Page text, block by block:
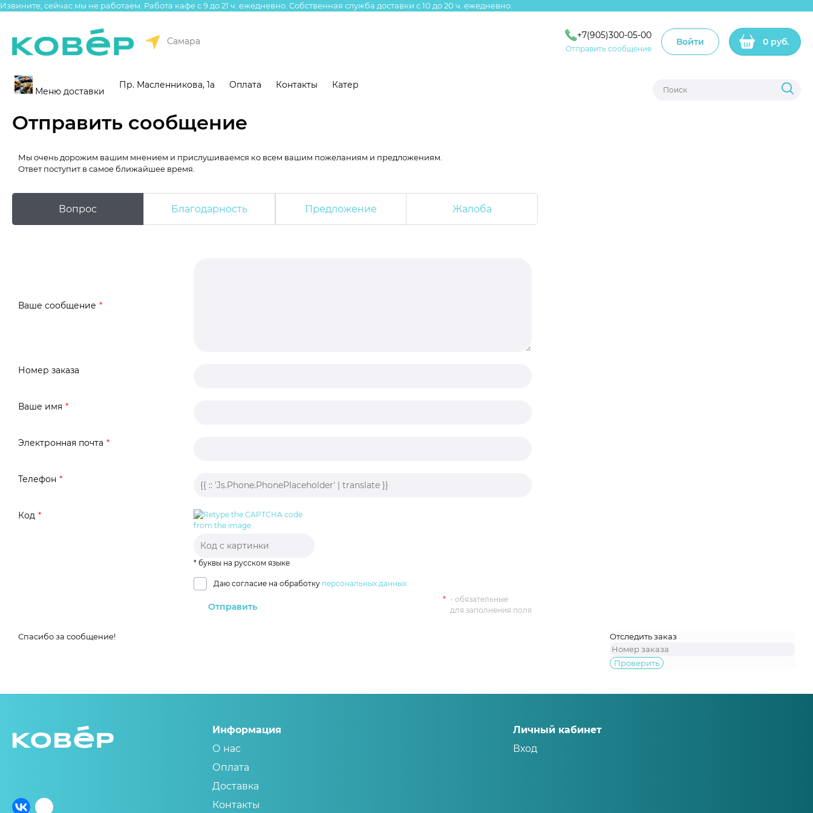
Извините, сейчас мы не работаем. Работа кафе с 9 до 21 ч. ежедневно. Собственная служба доставки с 10 до 20 ч. ежедневно.
Самара
+7(905)300-05-00
Отправить сообщение
Войти 0 руб.
Меню доставки
Пр. Масленникова, 1а Оплата Контакты Катер
Отправить сообщение
Мы очень дорожим вашим мнением и прислушиваемся ко всем вашим пожеланиям и предложениям.
Ответ поступит в самое ближайшее время.
Вопрос Благодарность Предложение Жалоба
Ваше сообщение
Номер заказа
Ваше имя
Электронная почта
Телефон
Код
* буквы на русском языке
Даю согласие на обработку персональных данных
- обязательные
для заполнения поля
Спасибо за сообщение! Отследить заказ
Проверить
Информация
О нас
Оплата
Доставка
Контакты
Личный кабинет
Вход